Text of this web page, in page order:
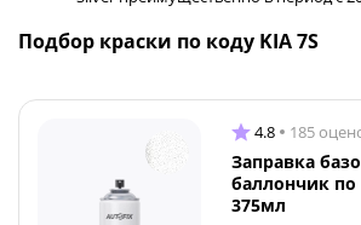
Подбор краски по коду KIA 7S
4.8 185
Заправка
баллончик по
375мл